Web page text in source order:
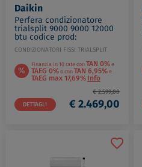
Daikin
Perfera condizionatore
trialsplit 9000 9000 12000
btu codice prod:
FTXM25A(2) FTXM35A
3MXM52A9
CONDIZIONATORI FISSI TRIALSPLIT
% Finanzia in 10 rate conTAN 0%e
TAEG 0%o conTAN 6,95%e
TAEG max 17,69%Info
DETTAGLI
€ 2.599,00
€ 2.469,00